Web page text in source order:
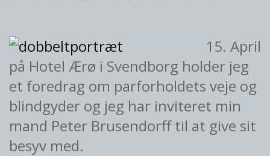
15. April
på Hotel Ærø i Svendborg holder jeg
et foredrag om parforholdets veje og
blindgyder og jeg har inviteret min
mand Peter Brusendorff til at give sit
besyv med.